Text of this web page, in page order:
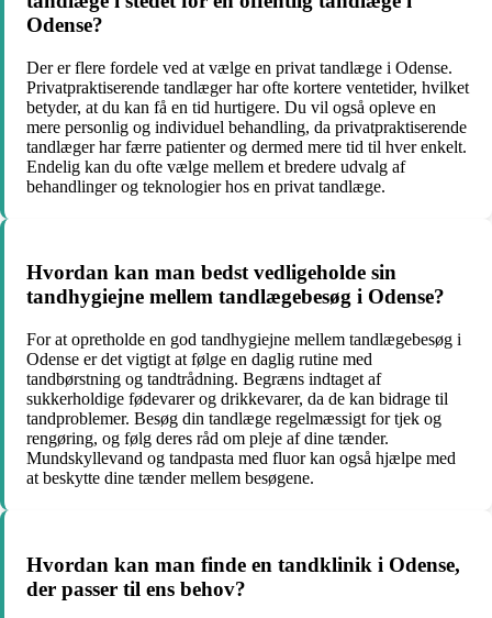
Odense?
Der er flere fordele ved at vælge en privat tandlæge i Odense.
Privatpraktiserende tandlæger har ofte kortere ventetider, hvilket
betyder, at du kan få en tid hurtigere. Du vil også opleve en
mere personlig og individuel behandling, da privatpraktiserende
tandlæger har færre patienter og dermed mere tid til hver enkelt.
Endelig kan du ofte vælge mellem et bredere udvalg af
behandlinger og teknologier hos en privat tandlæge.
Hvordan kan man bedst vedligeholde sin
tandhygiejne mellem tandlægebesøg i Odense?
For at opretholde en god tandhygiejne mellem tandlægebesøg i
Odense er det vigtigt at følge en daglig rutine med
tandbørstning og tandtrådning. Begræns indtaget af
sukkerholdige fødevarer og drikkevarer, da de kan bidrage til
tandproblemer. Besøg din tandlæge regelmæssigt for tjek og
rengøring, og følg deres råd om pleje af dine tænder.
Mundskyllevand og tandpasta med fluor kan også hjælpe med
at beskytte dine tænder mellem besøgene.
Hvordan kan man finde en tandklinik i Odense,
der passer til ens behov?